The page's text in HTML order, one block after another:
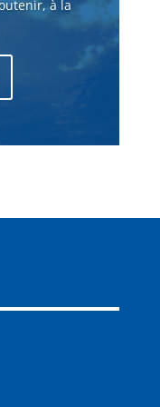
à la